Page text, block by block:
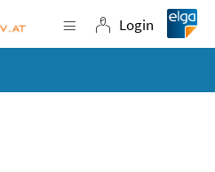
Navigation
Login
Login